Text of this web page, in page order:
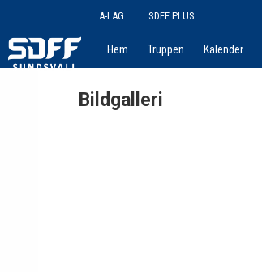
A-LAG SDFF PLUS
Hem Truppen Kalender
Bildgalleri